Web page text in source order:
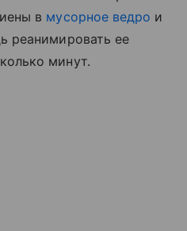
в мусорное ведро и
реанимировать ее
минут.